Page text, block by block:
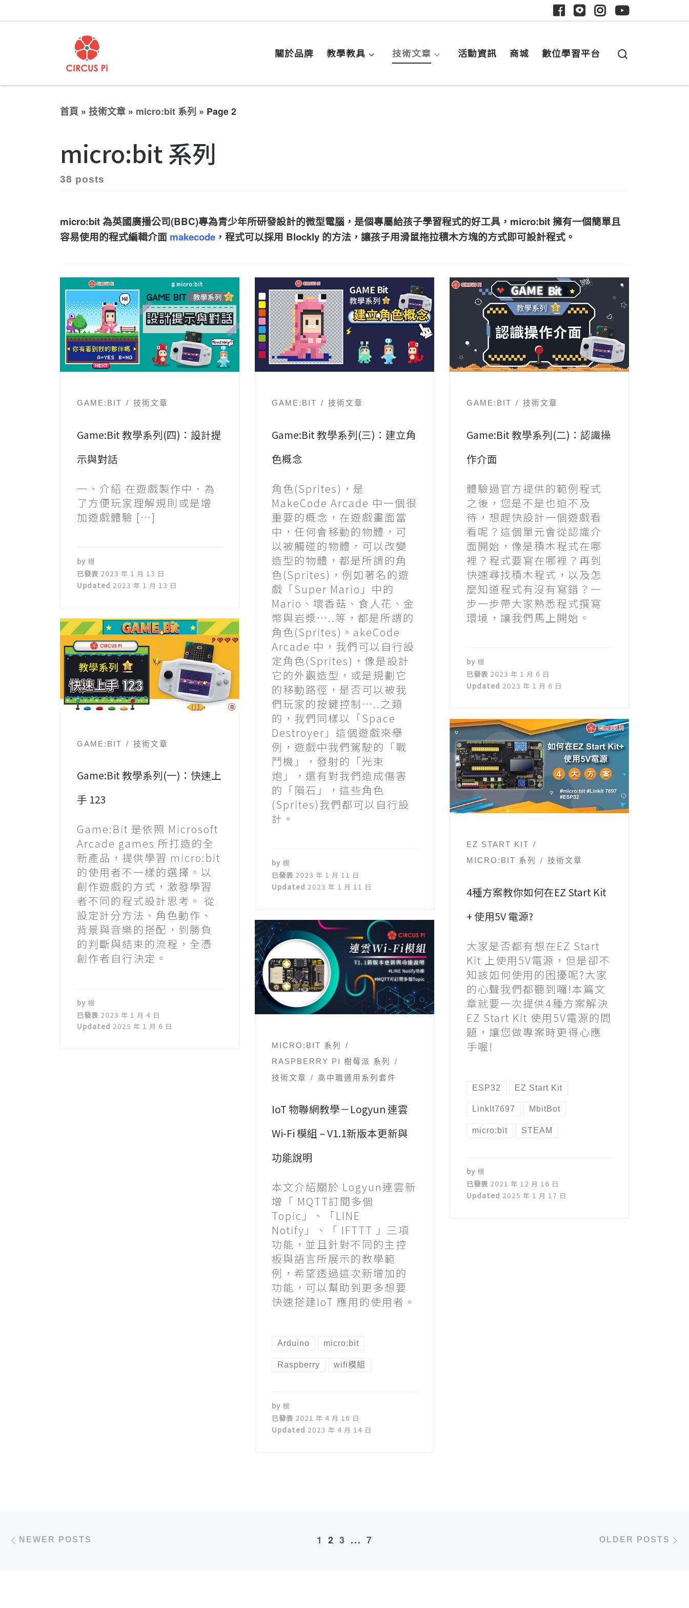
關於品牌 教學教具 技術文章 活動資訊 商城 數位學習平台
首頁 » 技術文章 » micro:bit 系列 » Page 2
micro:bit 系列
38 posts
micro:bit 為英國廣播公司(BBC)專為青少年所研發設計的微型電腦，是個專屬給孩子學習程式的好工具，micro:bit 擁有一個簡單且
容易使用的程式編輯介面 makecode ，程式可以採用 Blockly 的方法，讓孩子用滑鼠拖拉積木方塊的方式即可設計程式。
GAME:BIT 技術文章
Game:Bit 教學系列(四)：設計提
示與對話
一、介紹 在遊戲製作中．為
了方便玩家理解規則或是增
加遊戲體驗 […]
by 根
已發表 2023 年 1 月 13 日
Updated 2023 年 1 月 13 日
GAME:BIT 技術文章
Game:Bit 教學系列(三)：建立角
色概念
角色(Sprites)，是
MakeCode Arcade 中一個很
重要的概念，在遊戲畫面當
中，任何會移動的物體，可
以被觸碰的物體，可以改變
造型的物體，都是所謂的角
色(Sprites)，例如著名的遊
戲「Super Mario」中的
Mario、壞香菇、食人花、金
幣與岩漿…..等，都是所謂的
角色(Sprites)。akeCode
Arcade 中，我們可以自行設
定角色(Sprites)，像是設計
它的外觀造型，或是規劃它
的移動路徑，是否可以被我
們玩家的按鍵控制…..之類
的，我們同樣以「Space
Destroyer」這個遊戲來舉
例，遊戲中我們駕駛的「戰
鬥機」，發射的「光束
炮」，還有對我們造成傷害
的「隕石」，這些角色
(Sprites)我們都可以自行設
計。
by 根
已發表 2023 年 1 月 11 日
Updated 2023 年 1 月 11 日
GAME:BIT 技術文章
Game:Bit 教學系列(二)：認識操
作介面
體驗過官方提供的範例程式
之後，您是不是也迫不及
待，想趕快設計一個遊戲看
看呢？這個單元會從認識介
面開始，像是積木程式在哪
裡？程式要寫在哪裡？再到
快速尋找積木程式，以及怎
麼知道程式有沒有寫錯？一
步一步帶大家熟悉程式撰寫
環境，讓我們馬上開始。
by 根
已發表 2023 年 1 月 6 日
Updated 2023 年 1 月 6 日
GAME:BIT 技術文章
Game:Bit 教學系列(一)：快速上
手 123
Game:Bit 是依照 Microsoft
Arcade games 所打造的全
新產品，提供學習 micro:bit
的使用者不一樣的選擇。以
創作遊戲的方式，激發學習
者不同的程式設計思考。 從
設定計分方法、角色動作、
背景與音樂的搭配，到勝負
的判斷與結束的流程，全憑
創作者自行決定。
by 根
已發表 2023 年 1 月 4 日
Updated 2025 年 1 月 6 日
EZ START KIT
MICRO:BIT 系列
技術文章
4種方案教你如何在EZ Start Kit
+ 使用5V 電源?
大家是否都有想在EZ Start
Kit 上使用5V電源，但是卻不
知該如何使用的困擾呢?大家
的心聲我們都聽到囉!本篇文
章就要一次提供4種方案解決
EZ Start Kit 使用5V電源的問
題，讓您做專案時更得心應
手喔!
ESP32 EZ Start Kit
LinkIt7697 MbitBot
micro:bit STEAM
by 根
已發表 2021 年 12 月 16 日
Updated 2025 年 1 月 17 日
MICRO:BIT 系列
RASPBERRY PI 樹莓派 系列
技術文章
高中職適用系列套件
IoT 物聯網教學－Logyun 連雲
Wi-Fi 模組 – V1.1新版本更新與
功能說明
本文介紹關於 Logyun連雲新
增「 MQTT訂閱多個
Topic」、「LINE
Notify」、「 IFTTT 」三項
功能，並且針對不同的主控
板與語言所展示的教學範
例，希望透過這次新增加的
功能，可以幫助到更多想要
快速搭建IoT 應用的使用者。
Arduino micro:bit
Raspberry wifi模組
by 根
已發表 2021 年 4 月 16 日
Updated 2023 年 4 月 14 日
Posts navigation
NEWER POSTS 1 2 3 ... 7 OLDER POSTS